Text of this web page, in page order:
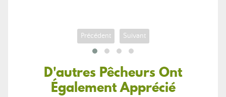
Précédent Suivant
D'autres Pêcheurs Ont
Également Apprécié